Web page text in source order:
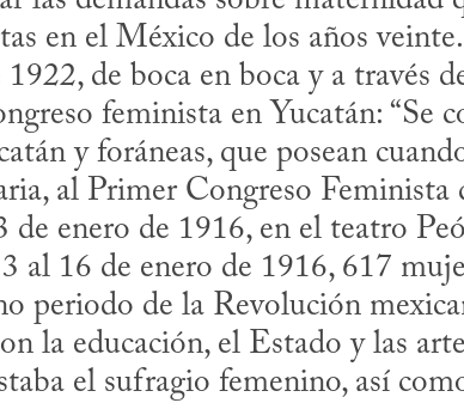
en el México de los años
de boca en boca y a través
feminista en Yucatán: “Se
y foráneas, que posean
al Primer Congreso Feminista
de enero de 1916, en el teatro
al 16 de enero de 1916, 617
periodo de la Revolución
la educación, el Estado y las
el sufragio femenino, así